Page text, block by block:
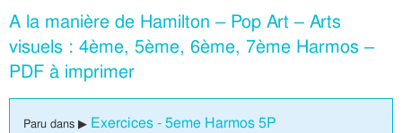
A la manière de Hamilton – Pop Art – Arts
visuels : 4ème, 5ème, 6ème, 7ème Harmos –
PDF à imprimer
Paru dans ▶ Exercices - 5eme Harmos 5P